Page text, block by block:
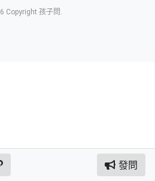
Copyright 孩子問.
發問